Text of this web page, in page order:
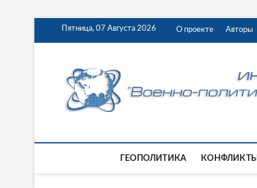
Пятница, 07 Августа 2026 О проекте Авторы
ГЕОПОЛИТИКА КОНФЛИКТЫ